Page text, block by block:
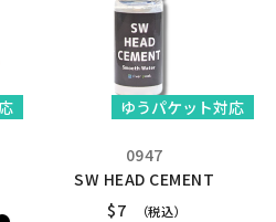
ゆうパケット対応
0947
SW HEAD CEMENT
$7 （税込）